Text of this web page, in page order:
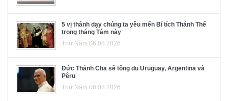
5 vị thánh dạy chúng ta yêu mến Bí tích Thánh Thể
trong tháng Tám này
Thứ Năm 06.08.2026
Đức Thánh Cha sẽ tông du Uruguay, Argentina và
Pêru
Thứ Năm 06.08.2026